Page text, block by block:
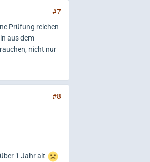
#7
Prüfung reichen
aus dem
nicht nur
#8
1 Jahr alt